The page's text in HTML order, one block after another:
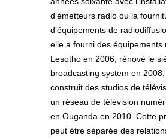
d’émetteurs radio ou la
d’équipements de
elle a fourni des équipements
Lesotho en 2006, rénové le
broadcasting system en
construit des studios de
un réseau de télévision
en Ouganda en 2010. Cette
peut être séparée des